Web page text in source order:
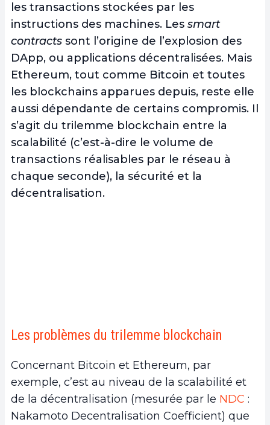
les transactions stockées par les
instructions des machines. Les smart
contracts sont l’origine de l’explosion des
DApp, ou applications décentralisées. Mais
Ethereum, tout comme Bitcoin et toutes
les blockchains apparues depuis, reste elle
aussi dépendante de certains compromis. Il
s’agit du trilemme blockchain entre la
scalabilité (c’est-à-dire le volume de
transactions réalisables par le réseau à
chaque seconde), la sécurité et la
décentralisation.
Les problèmes du trilemme blockchain
Concernant Bitcoin et Ethereum, par
exemple, c’est au niveau de la scalabilité et
de la décentralisation (mesurée par le NDC :
Nakamoto Decentralisation Coefficient) que